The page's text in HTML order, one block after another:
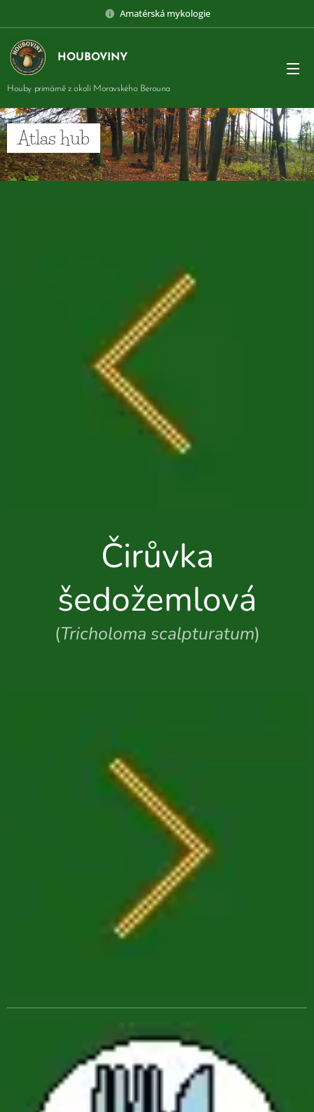
Amatérská mykologie
HOUBOVINY
Houby primárně z okolí Moravského Berouna
Atlas hub
Čirůvka
šedožemlová
(Tricholoma scalpturatum)